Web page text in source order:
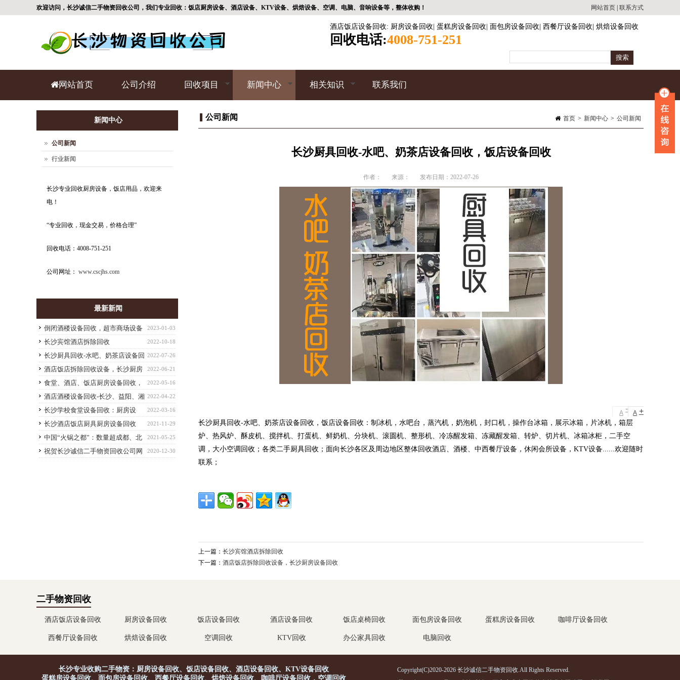
欢迎访问，长沙诚信二手物资回收公司，我们专业回收：饭店厨房设备、酒店设备、KTV设备、烘焙设备、空调、电脑、音响设备等，整体收购！ 网站首页 联系方式
酒店饭店设备回收: 厨房设备回收 蛋糕房设备回收 面包房设备回收 西餐厅设备回收 烘焙设备回收
回收电话:4008-751-251
网站首页 公司介绍 回收项目 新闻中心 相关知识 联系我们
首页 > 新闻中心 > 公司新闻
公司新闻
长沙厨具回收-水吧、奶茶店设备回收，饭店设备回收
作者： 来源： 发布日期：2022-07-26
A - A +
长沙厨具回收-水吧、奶茶店设备回收，饭店设备回收：制冰机，水吧台，蒸汽机，奶泡机，封口机，操作台冰箱，展示冰箱，片冰机，箱层
炉、热风炉、酥皮机、搅拌机、打蛋机、鲜奶机、分块机、滚圆机、整形机、冷冻醒发箱、冻藏醒发箱、转炉、切片机、冰箱冰柜，二手空
调，大小空调回收；各类二手厨具回收；面向长沙各区及周边地区整体回收酒店、酒楼、中西餐厅设备，休闲会所设备，KTV设备......欢迎随时
联系；
上一篇：长沙宾馆酒店拆除回收
下一篇：酒店饭店拆除回收设备，长沙厨房设备回收
新闻中心
公司新闻
行业新闻
长沙专业回收厨房设备，饭店用品，欢迎来
电！
“专业回收，现金交易，价格合理”
回收电话：4008-751-251
公司网址： www.cscjhs.com
最新新闻
2023-01-03
倒闭酒楼设备回收，超市商场设备
回收-长沙高价整体回收单位废旧物资2022-10-18
长沙宾馆酒店拆除回收
2022-07-26
长沙厨具回收-水吧、奶茶店设备回
收，饭店设备回收
2022-06-21
酒店饭店拆除回收设备，长沙厨房
设备回收
2022-05-16
食堂、酒店、饭店厨房设备回收，
厨具回收，工厂设备回收
2022-04-22
酒店酒楼设备回收-长沙、益阳、湘
潭、株洲等拆除回收酒店设备
2022-03-16
长沙学校食堂设备回收：厨房设
备、空调回收、桌椅回收
2021-11-29
长沙酒店饭店厨具厨房设备回收
2021-05-25
中国“火锅之都”：数量超成都、北
京，一座城挤下1.9万家火锅店
2020-12-30
祝贺长沙诚信二手物资回收公司网
二手物资回收
酒店饭店设备回收 厨房设备回收 饭店设备回收 酒店设备回收 饭店桌椅回收 面包房设备回收 蛋糕房设备回收 咖啡厅设备回收
西餐厅设备回收 烘焙设备回收 空调回收 KTV回收 办公家具回收 电脑回收
长沙专业收购二手物资：厨房设备回收、饭店设备回收、酒店设备回收、KTV设备回收
蛋糕房设备回收、面包房设备回收、西餐厅设备回收、烘焙设备回收、咖啡厅设备回收，空调回收
Copyright(C)2020-2026 长沙诚信二手物资回收.All Rights Reserved.